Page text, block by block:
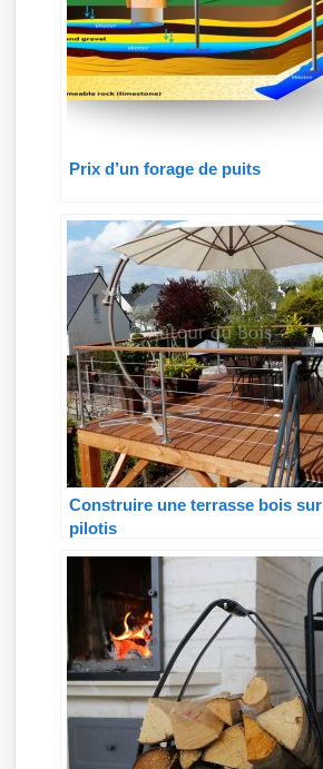
Prix d’un forage de puits
Construire une terrasse bois sur
pilotis